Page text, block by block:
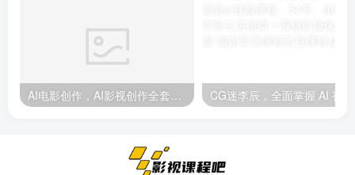
AI电影创作，AI影视创作全套完整课程（25节）